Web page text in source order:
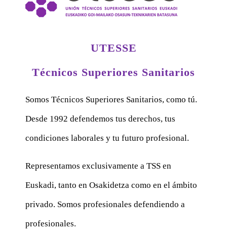
UTESSE
Técnicos Superiores Sanitarios
Somos Técnicos Superiores Sanitarios, como tú.
Desde 1992 defendemos tus derechos, tus
condiciones laborales y tu futuro profesional.
Representamos exclusivamente a TSS en
Euskadi, tanto en Osakidetza como en el ámbito
privado. Somos profesionales defendiendo a
profesionales.